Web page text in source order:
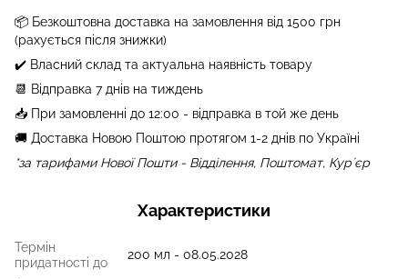
📦 Безкоштовна доставка на замовлення від 1500 грн
(рахується після знижки)
✔️ Власний склад та актуальна наявність товару
📆 Відправка 7 днів на тиждень
📥 При замовленні до 12:00 - відправка в той же день
🚚 Доставка Новою Поштою протягом 1-2 днів по Україні
*за тарифами Нової Пошти - Відділення, Поштомат, Курʼєр
Характеристики
Термін
придатності до
200 мл - 08.05.2028